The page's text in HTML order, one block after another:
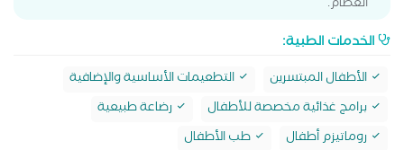
العظام.
الخدمات الطبية:
الأطفال المبتسرين
التطعيمات الأساسية والإضافية
برامج غذائية مخصصة للأطفال
رضاعة طبيعية
روماتيزم أطفال
طب الأطفال